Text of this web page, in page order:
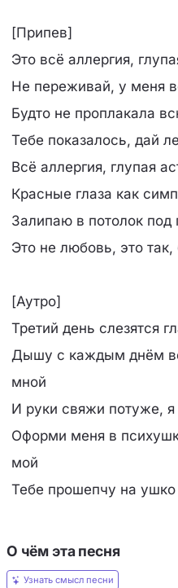
[Припев]
Это всё аллергия,
Не переживай, у меня
Будто не проплакала
Тебе показалось, дай
Всё аллергия, глупая
Красные глаза как
Залипаю в потолок под
Это не любовь, это так,
[Аутро]
Третий день слезятся
Дышу с каждым днём
мной
И руки свяжи потуже,
Оформи меня в
мой
Тебе прошепчу на ушко
О чём эта песня
Узнать смысл песни